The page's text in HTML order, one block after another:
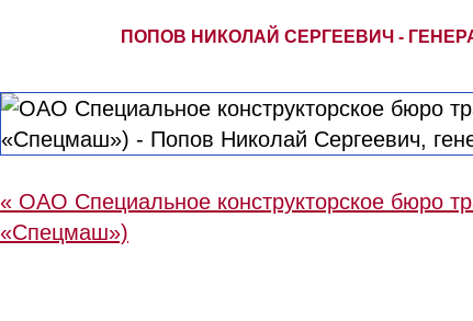
ПОПОВ НИКОЛАЙ СЕРГЕЕВИЧ -
« ОАО Специальное конструкторское бюро
«Спецмаш»)